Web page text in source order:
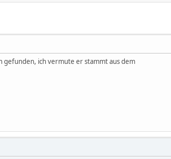
gefunden, ich vermute er stammt aus dem